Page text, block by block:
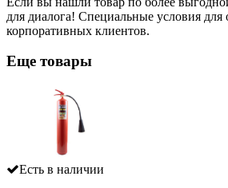
для диалога! Специальные условия для
корпоративных клиентов.
Еще товары
Есть в наличии